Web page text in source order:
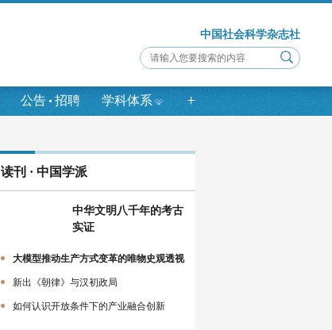
中国社会科学杂志社
公告 招聘 学科体系 +
读刊 · 中国学派
中华文明八千年的考古
实证
大模型推动生产方式变革的唯物史观透视
新出《朝律》与汉初政局
如何认识开放条件下的产业融合创新